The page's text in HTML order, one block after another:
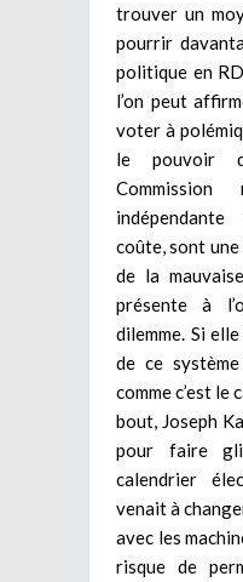
trouver un
pourrir
politique en
l’on peut
voter à
le pouvoir
Commission
coûte, sont
de la
présente à
dilemme. Si
de ce
comme c’est le
bout, Joseph
pour faire
calendrier
venait à
avec les
risque de